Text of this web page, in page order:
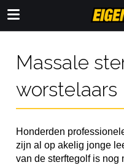
Massale
worstelaars
Honderden
zijn al op akelig jonge
van de sterftegolf is nog